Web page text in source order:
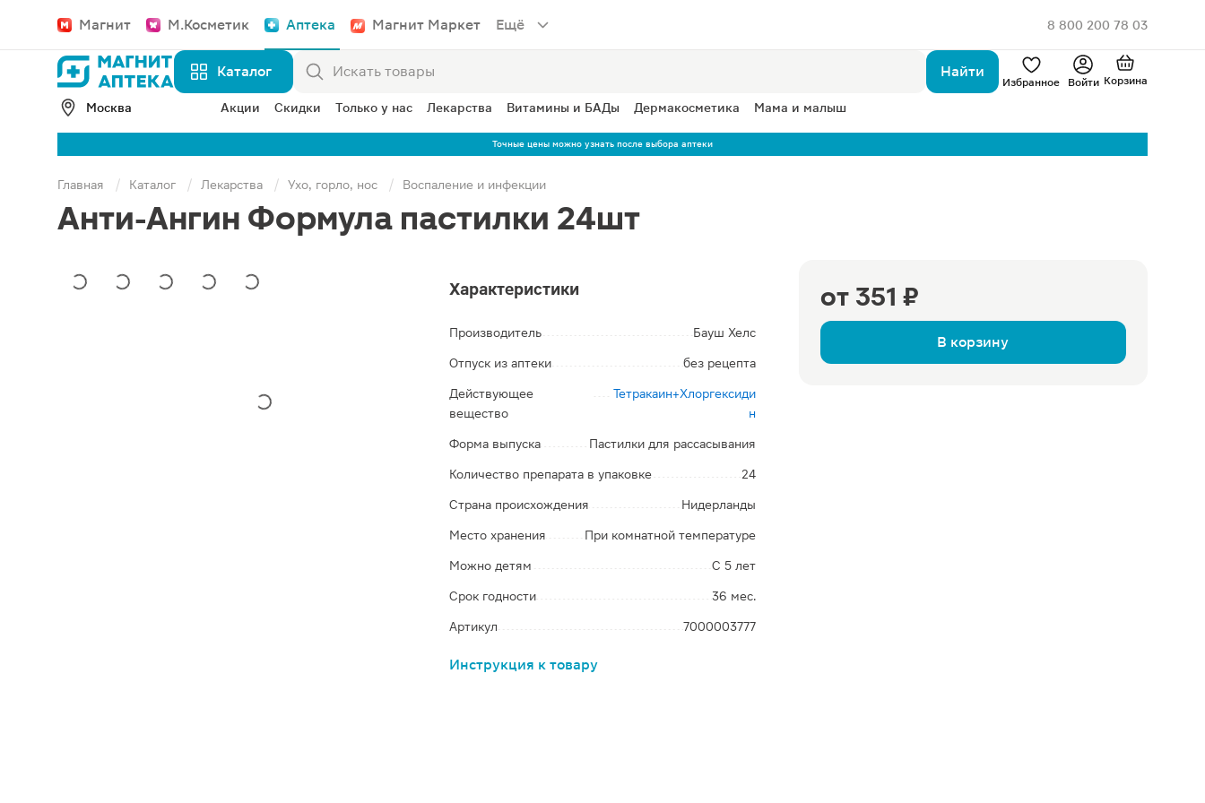
Магнит М.Косметик Аптека Магнит Маркет Ещё 8 800 200 78 03
Каталог Найти
Избранное Войти Корзина
Москва Акции Скидки Только у нас Лекарства Витамины и БАДы Дермакосметика Мама и малыш
Точные цены можно узнать после выбора аптеки
Главная Каталог Лекарства Ухо, горло, нос Воспаление и инфекции
Анти-Ангин Формула пастилки 24шт
от 351 ₽
В корзину
Характеристики
Производитель Бауш Хелс
Отпуск из аптеки без рецепта
Действующее
вещество
Тетракаин+Хлоргексиди
н
Форма выпуска Пастилки для рассасывания
Количество препарата в упаковке 24
Страна происхождения Нидерланды
Место хранения При комнатной температуре
Можно детям С 5 лет
Срок годности 36 мес.
Артикул 7000003777
Инструкция к товару